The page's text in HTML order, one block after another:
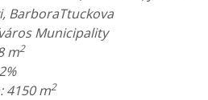
BarboraTtuckova
Municipality
m2
4150 m2